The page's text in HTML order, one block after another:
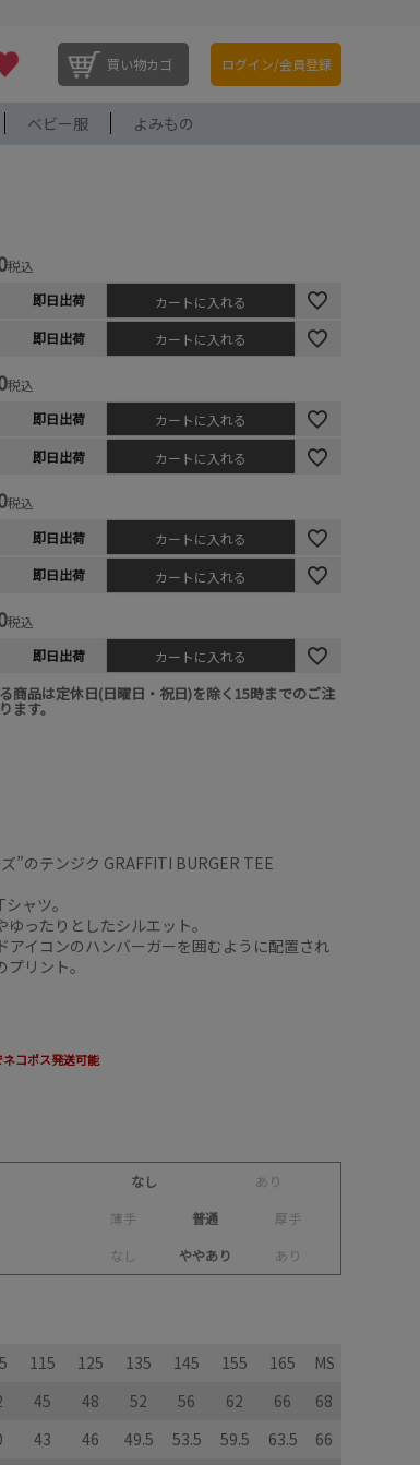
買い物カゴ ログイン/会員登録
ベビー服 よみもの
税込
即日出荷
カートに入れる
即日出荷 カートに入れる
税込
即日出荷
カートに入れる
即日出荷 カートに入れる
税込
即日出荷
カートに入れる
即日出荷 カートに入れる
税込
即日出荷 カートに入れる
商品は定休日(日曜日・祝日)を除く15時までのご注
ます。
”のテンジク GRAFFITI BURGER TEE
ャツ。
ゆったりとしたシルエット。
アイコンのハンバーガーを囲むように配置され
リント。
コポス発送可能
なし あ り
薄手 普通 厚手
な し ややあり あ り
115 125 135 145 155 165
MS
45 48 52 56 62 66
68
43 46 49.5 53.5 59.5 63.5
66